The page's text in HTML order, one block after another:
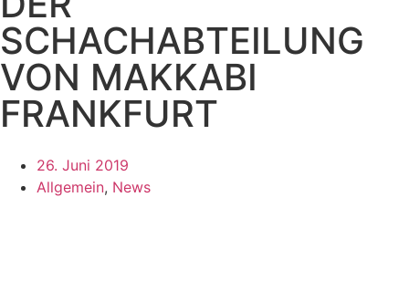
SCHACHABTEILUNG
VON MAKKABI
FRANKFURT
26. Juni 2019
Allgemein, News